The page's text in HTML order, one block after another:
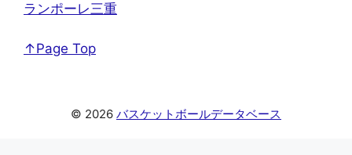
ランポーレ三重
↑Page Top
© 2026 バスケットボールデータベース